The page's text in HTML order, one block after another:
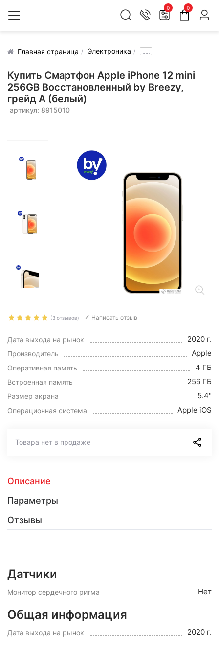
0 0
Главная страница Электроника .....
Купить Смартфон Apple iPhone 12 mini
256GB Воcстановленный by Breezy,
грейд A (белый)
артикул: 8915010
(3 отзывов) Написать отзыв
Дата выхода на рынок 2020 г.
Производитель Apple
Оперативная память 4 ГБ
Встроенная память 256 ГБ
Размер экрана 5.4"
Операционная система Apple iOS
Товара нет в продаже
Описание
Параметры
Отзывы
Датчики
Монитор сердечного ритма Нет
Общая информация
Дата выхода на рынок 2020 г.